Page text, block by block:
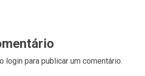
login para publicar um comentário.